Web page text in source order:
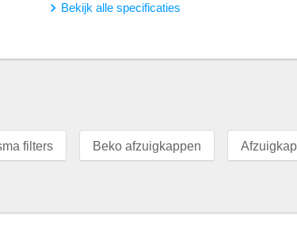
Bekijk alle specificaties
filters Beko afzuigkappen